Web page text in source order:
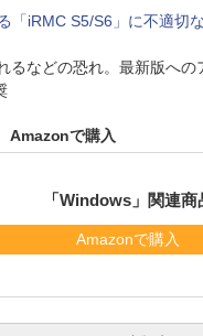
「iRMC S5/S6」に不適切
るなどの恐れ。最新版への
Amazonで購入
「Windows」関連商
Amazonで購入